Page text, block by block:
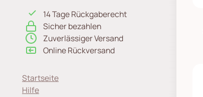
14 Tage Rückgaberecht
Sicher bezahlen
Zuverlässiger Versand
Online Rückversand
Startseite
Hilfe